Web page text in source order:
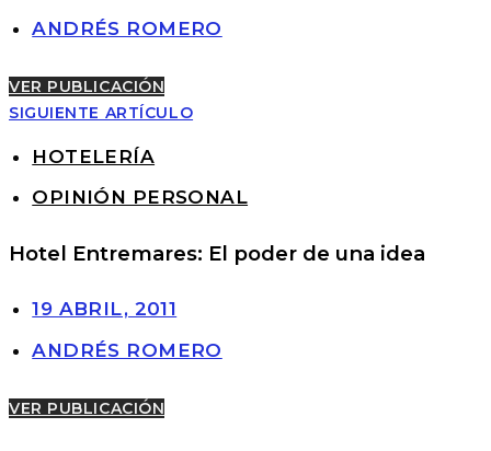
ANDRÉS ROMERO
VER PUBLICACIÓN
SIGUIENTE ARTÍCULO
HOTELERÍA
OPINIÓN PERSONAL
Hotel Entremares: El poder de una idea
19 ABRIL, 2011
ANDRÉS ROMERO
VER PUBLICACIÓN